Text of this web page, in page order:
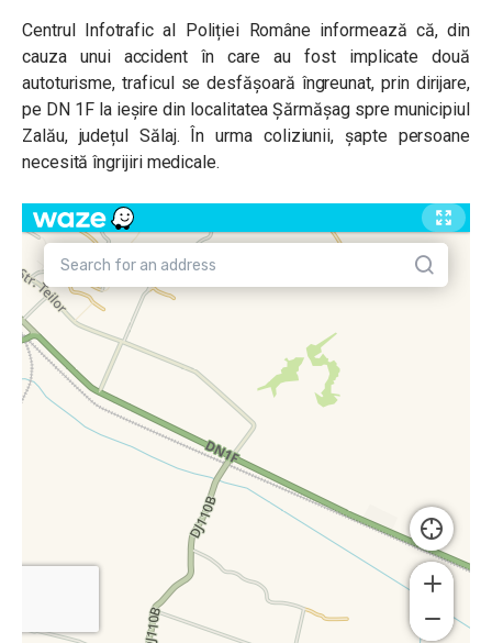
Centrul Infotrafic al Poliției Române informează că, din
cauza unui accident în care au fost implicate două
autoturisme, traficul se desfășoară îngreunat, prin dirijare,
pe DN 1F la ieșire din localitatea Șărmășag spre municipiul
Zalău, județul Sălaj. În urma coliziunii, șapte persoane
necesită îngrijiri medicale.